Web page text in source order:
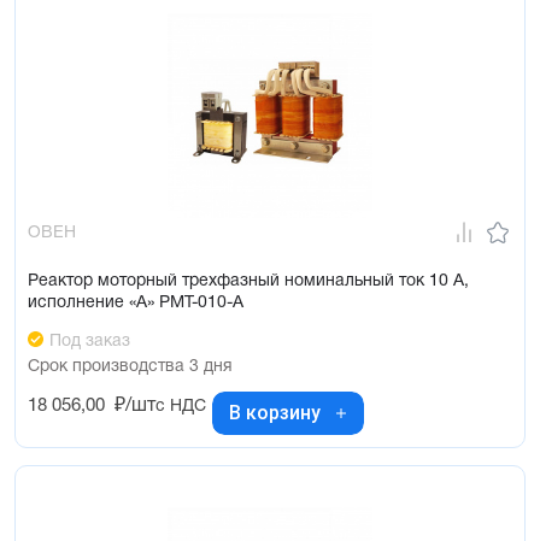
ОВЕН
Реактор моторный трехфазный номинальный ток 10 А,
исполнение «А» РМТ-010-А
Под заказ
Срок производства 3 дня
18 056,00 ₽/штс НДС В корзину